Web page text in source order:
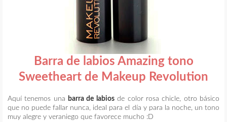
Barra de labios Amazing tono
Sweetheart de Makeup Revolution
Aquí tenemos una barra de labiosde color rosa chicle, otro básico
que no puede fallar nunca, ideal para el día y para la noche, un tono
muy alegre y veraniego que favorece mucho :D